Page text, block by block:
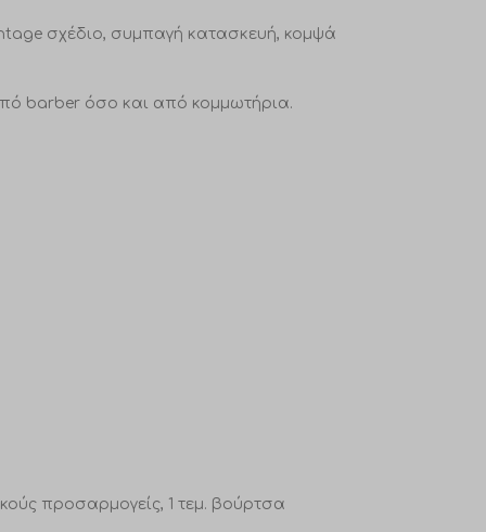
σχέδιο, συμπαγή κατασκευή, κομψά
από barber όσο και από κομμωτήρια.
προσαρμογείς, 1 τεμ. βούρτσα